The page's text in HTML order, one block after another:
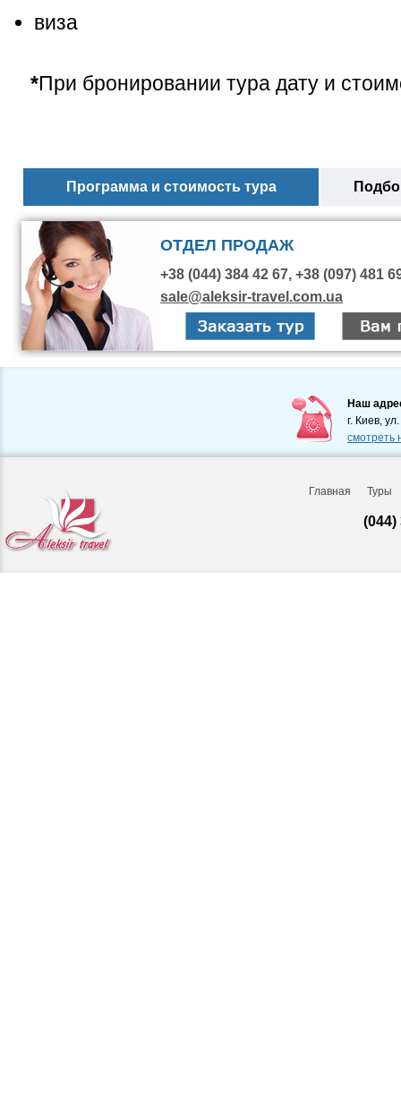
виза
*При бронировании тура дату и
Программа и стоимость тура
ОТДЕЛ ПРОДАЖ
+38 (044) 384 42 67, +38 (097) 481
sale@aleksir-travel.com.ua
Наш
г. Киев,
смотреть
Главная Туры
(044)